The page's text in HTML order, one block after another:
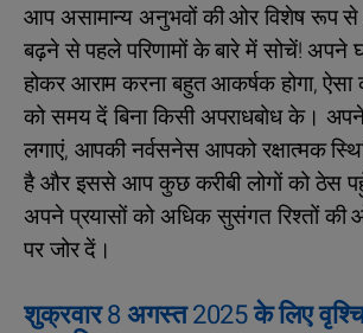
आप असामान्य अनुभवों की ओर विशेष रूप
बढ़ने से पहले परिणामों के बारे में सोचें! अपने
होकर आराम करना बहुत आकर्षक होगा,
को समय दें बिना किसी अपराधबोध के।
लगाएं, आपकी नर्वसनेस आपको रक्षात्मक
है और इससे आप कुछ करीबी लोगों को ठेस
अपने प्रयासों को अधिक सुसंगत रिश्तों
पर जोर दें।
शुक्रवार 8 अगस्त 2025 के लिए